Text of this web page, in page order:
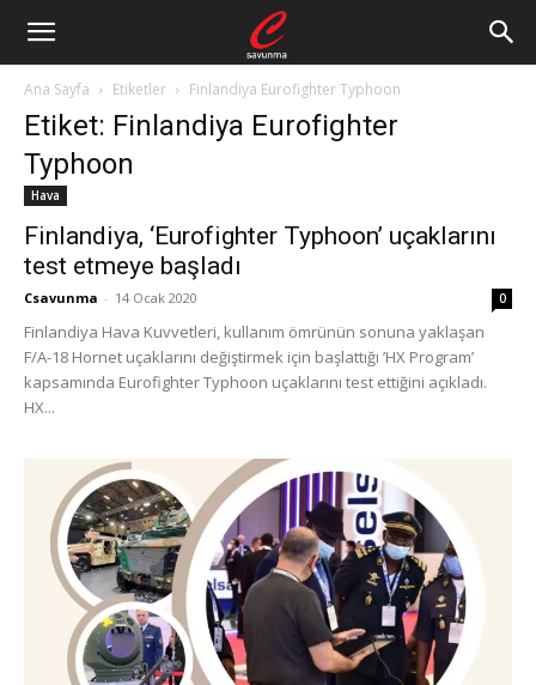
Ana Sayfa Etiketler Finlandiya Eurofighter Typhoon
Etiket: Finlandiya Eurofighter
Typhoon
Hava
Finlandiya, ‘Eurofighter Typhoon’ uçaklarını
test etmeye başladı
Csavunma - 14 Ocak 2020 0
Finlandiya Hava Kuvvetleri, kullanım ömrünün sonuna yaklaşan
F/A-18 Hornet uçaklarını değiştirmek için başlattığı ’HX Program’
kapsamında Eurofighter Typhoon uçaklarını test ettiğini açıkladı.
HX...